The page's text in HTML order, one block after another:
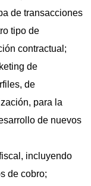
de transacciones
tipo de
contractual;
de
de
para la
de nuevos
incluyendo
de cobro;